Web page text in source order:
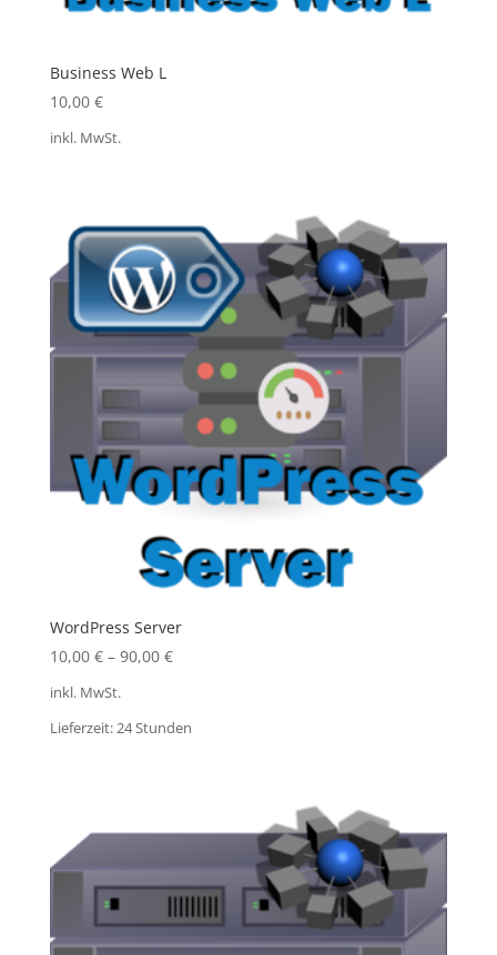
Business Web L
10,00 €
inkl. MwSt.
WordPress Server
10,00 €– 90,00 €
inkl. MwSt.
Lieferzeit:24 Stunden